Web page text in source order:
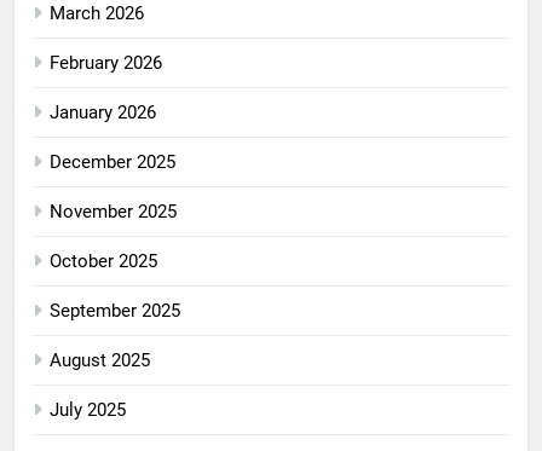
March 2026
February 2026
January 2026
December 2025
November 2025
October 2025
September 2025
August 2025
July 2025